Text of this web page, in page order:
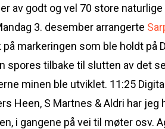
av godt og vel 70 store
3. desember arrangerte
markeringen som ble holdt
spores tilbake til slutten av det
minen ble utviklet. 11:25
Heen, S Martnes & Aldri har
i gangene på vei til møter osv.